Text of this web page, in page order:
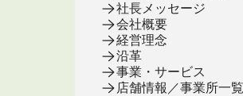
社長メッセージ
会社概要
経営理念
沿革
事業・サービス
店舗情報／事業所一覧